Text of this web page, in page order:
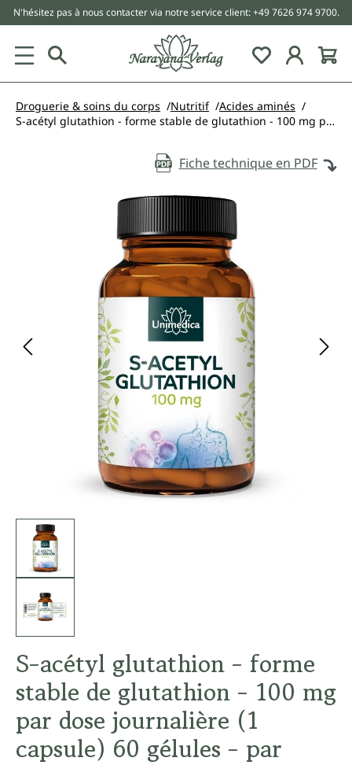
principal
N'hésitez pas à nous contacter via notre service client: +49 7626 974 9700.
Droguerie & soins du corps Nutritif
Acides aminés
S-acétyl glutathion - forme stable de glutathion - 100 mg par dose journalière (1 capsule) 60 gélules - par Unimedica
Fiche technique en PDF
Ignorer la galerie d'images
S-acétyl glutathion - forme
stable de glutathion - 100 mg
par dose journalière (1
capsule) 60 gélules - par